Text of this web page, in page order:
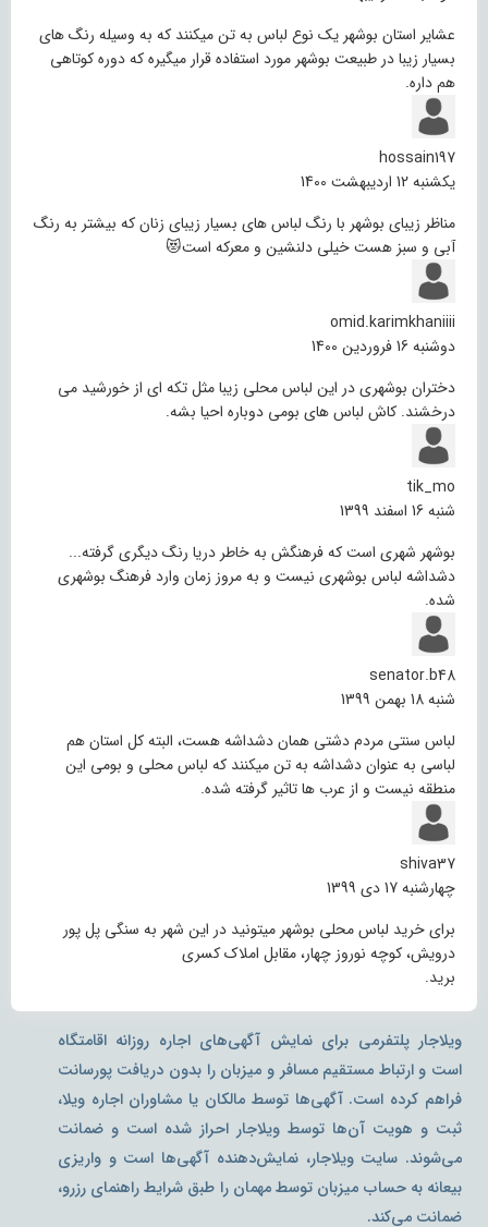
عشایر استان بوشهر یک نوع لباس به تن میکنند که به وسیله رنگ های
بسیار زیبا در طبیعت بوشهر مورد استفاده قرار میگیره که دوره کوتاهی
هم داره.
hossain197
یکشنبه 12 اردیبهشت 1400
مناظر زیبای بوشهر با رنگ لباس های بسیار زیبای زنان که بیشتر به رنگ
آبی و سبز هست خیلی دلنشین و معرکه است😻
omid.karimkhaniiii
دوشنبه 16 فروردین 1400
دختران بوشهری در این لباس محلی زیبا مثل تکه ای از خورشید می
درخشند. کاش لباس های بومی دوباره احیا بشه.
tik_mo
شنبه 16 اسفند 1399
بوشهر شهری است که فرهنگش به خاطر دریا رنگ دیگری گرفته...
دشداشه لباس بوشهری نیست و به مروز زمان وارد فرهنگ بوشهری
شده.
senator.b48
شنبه 18 بهمن 1399
لباس سنتی مردم دشتی همان دشداشه هست، البته کل استان هم
لباسی به عنوان دشداشه به تن میکنند که لباس محلی و بومی این
منطقه نیست و از عرب ها تاثیر گرفته شده.
shiva37
چهارشنبه 17 دی 1399
برای خرید لباس محلی بوشهر میتونید در این شهر به سنگی پل پور
درویش، کوچه نوروز چهار، مقابل املاک کسری
برید.
ویلاجار پلتفرمی برای نمایش آگهی‌های اجاره روزانه اقامتگاه
است و ارتباط مستقیم مسافر و میزبان را بدون دریافت پورسانت
فراهم کرده است. آگهی‌ها توسط مالکان یا مشاوران اجاره ویلا،
ثبت و هویت آن‌ها توسط ویلاجار احراز شده است و ضمانت
می‌شوند. سایت ویلاجار، نمایش‌دهنده آگهی‌ها است و واریزی
بیعانه به حساب میزبان توسط مهمان را طبق شرایط راهنمای رزرو،
ضمانت می‌کند.